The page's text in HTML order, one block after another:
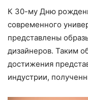
К 30-му Дню
современного
представлены
дизайнеров. Таким
достижения
индустрии,